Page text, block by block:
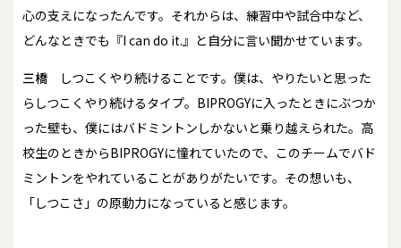
心の支えになったんです。それからは、練習中や試合中など、
どんなときでも『I can do it.』と自分に言い聞かせています。
三橋
しつこくやり続けることです。僕は、やりたいと思った
らしつこくやり続けるタイプ。BIPROGYに入ったときにぶつか
った壁も、僕にはバドミントンしかないと乗り越えられた。高
校生のときからBIPROGYに憧れていたので、このチームでバド
ミントンをやれていることがありがたいです。その想いも、
「しつこさ」の原動力になっていると感じます。